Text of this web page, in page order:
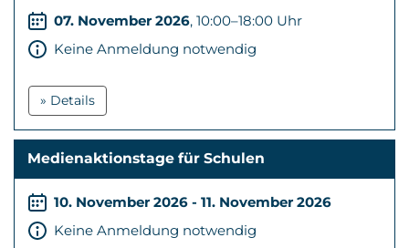
07. November 2026, 10:00–18:00 Uhr
Keine Anmeldung notwendig
» Details
Medienaktionstage für Schulen
10. November 2026 - 11. November 2026
Keine Anmeldung notwendig